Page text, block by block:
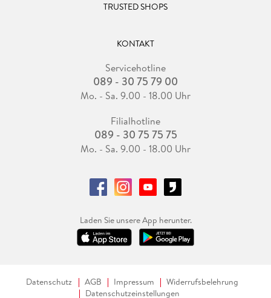
TRUSTED SHOPS
KONTAKT
Servicehotline
089 - 30 75 79 00
Mo. - Sa. 9.00 - 18.00 Uhr
Filialhotline
089 - 30 75 75 75
Mo. - Sa. 9.00 - 18.00 Uhr
Laden Sie unsere App herunter.
Datenschutz AGB Impressum
Widerrufsbelehrung
Datenschutzeinstellungen